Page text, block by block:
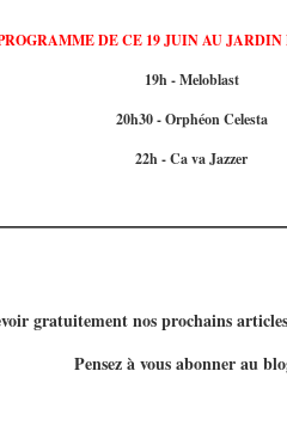
DE CE 19 JUIN AU
19h - Meloblast
20h30 - Orphéon Celesta
22h - Ca va Jazzer
gratuitement nos prochains
Pensez à vous abonner au